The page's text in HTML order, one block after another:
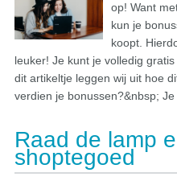
op! Want
kun je
koopt.
leuker! Je kunt je volledig
dit artikeltje leggen wij uit hoe
verdien je bonussen?&nbsp;
Raad de lamp
shoptegoed